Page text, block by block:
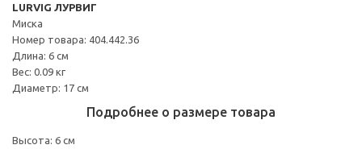
LURVIG ЛУРВИГ
Миска
Номер товара: 404.442.36
Длина: 6 см
Вес: 0.09 кг
Диаметр: 17 см
Подробнее о размере товара
Высота: 6 см